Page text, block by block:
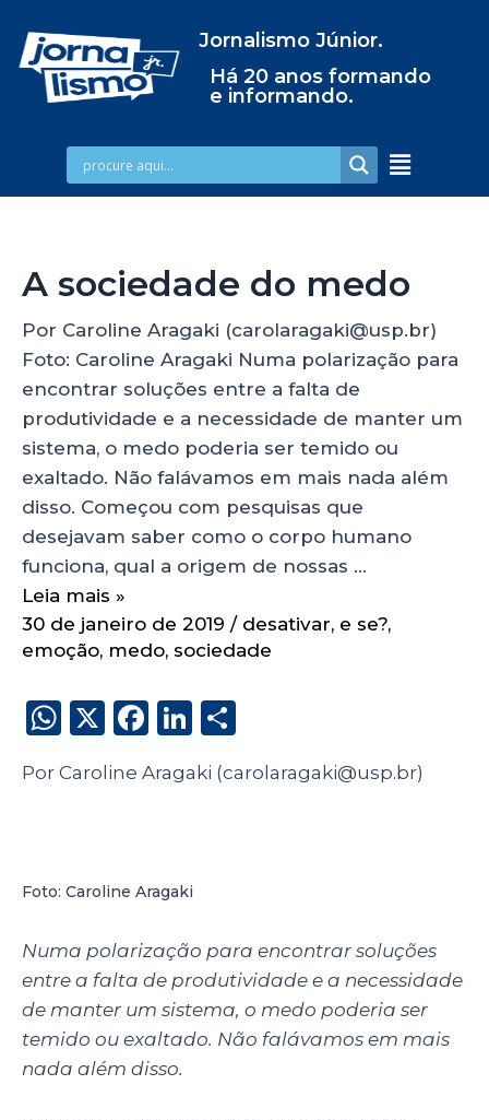
Jornalismo Júnior.
Há 20 anos formando
e informando.
A sociedade do medo
Por Caroline Aragaki (carolaragaki@usp.br)
Foto: Caroline Aragaki Numa polarização para
encontrar soluções entre a falta de
produtividade e a necessidade de manter um
sistema, o medo poderia ser temido ou
exaltado. Não falávamos em mais nada além
disso. Começou com pesquisas que
desejavam saber como o corpo humano
funciona, qual a origem de nossas …
Leia mais »
30 de janeiro de 2019 / desativar, e se?,
emoção, medo, sociedade
W
a
p
X
F
c
o
k
Li
k a
Por Caroline Aragaki (carolaragaki@usp.br)
Foto: Caroline Aragaki
Numa polarização para encontrar soluções
entre a falta de produtividade e a necessidade
de manter um sistema, o medo poderia ser
temido ou exaltado. Não falávamos em mais
nada além disso.